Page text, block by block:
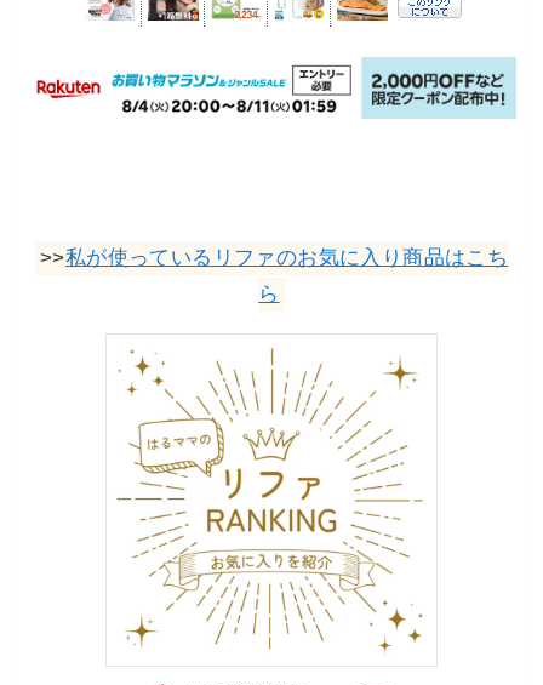
>>私が使っているリファのお気に入り商品はこち
ら